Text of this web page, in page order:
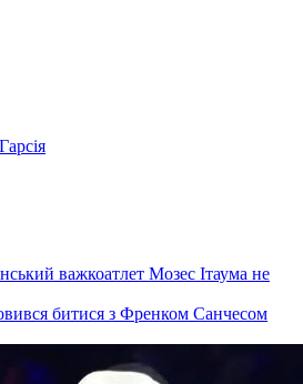
битися з Френком Санчесом